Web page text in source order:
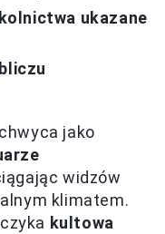
ukazane
jako
widzów
klimatem.
kultowa